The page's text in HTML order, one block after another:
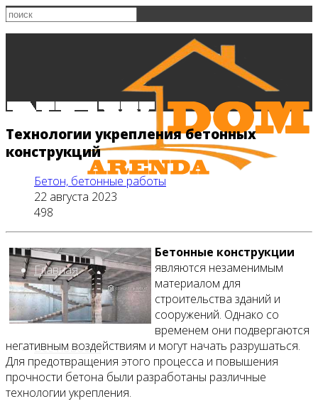
Главная
Все новости
Технологии укрепления бетонных
конструкций
Бетон, бетонные работы
22 августа 2023
498
Бетонные конструкции
являются незаменимым
материалом для
строительства зданий и
сооружений. Однако со
временем они подвергаются
негативным воздействиям и могут начать разрушаться.
Для предотвращения этого процесса и повышения
прочности бетона были разработаны различные
технологии укрепления.